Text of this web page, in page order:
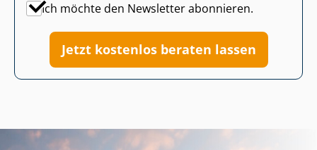
Ich möchte den Newsletter abonnieren.
Jetzt kostenlos beraten lassen